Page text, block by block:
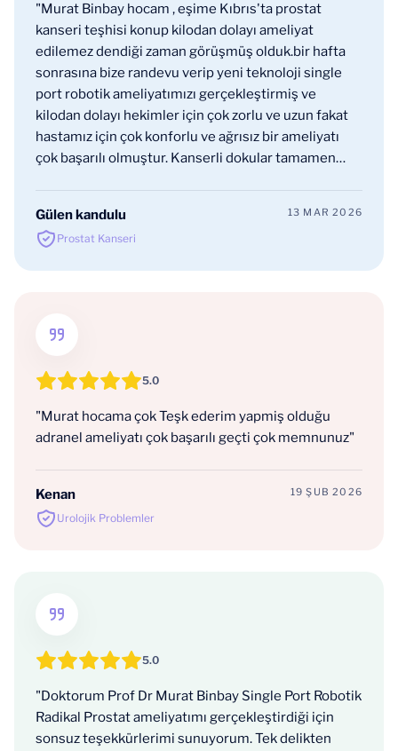
"Murat Binbay hocam , eşime Kıbrıs'ta prostat
kanseri teşhisi konup kilodan dolayı ameliyat
edilemez dendiği zaman görüşmüş olduk.bir hafta
sonrasına bize randevu verip yeni teknoloji single
port robotik ameliyatımızı gerçekleştirmiş ve
kilodan dolayı hekimler için çok zorlu ve uzun fakat
hastamız için çok konforlu ve ağrısız bir ameliyatı
çok başarılı olmuştur. Kanserli dokular tamamen
minnet ,saygı ve teşekkürlerimizi bir borç
biliriz.yürekten sevgiler sunarım"
Gülen kandulu
Prostat Kanseri
13 MAR 2026
5.0
"Murat hocama çok Teşk ederim yapmiş olduğu
adranel ameliyatı çok başarılı geçti çok memnunuz"
Kenan
Urolojik Problemler
19 ŞUB 2026
5.0
"Doktorum Prof Dr Murat Binbay Single Port Robotik
Radikal Prostat ameliyatımı gerçekleştirdiği için
sonsuz teşekkürlerimi sunuyorum. Tek delikten